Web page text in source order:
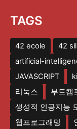
TAGS
42 ecole 42
artificial-
JAVASCRIPT
리눅스
부트캠
생성적 인공지능
웹프로그래밍